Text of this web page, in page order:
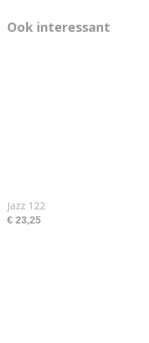
Ook interessant
Jazz 122
€ 23,25